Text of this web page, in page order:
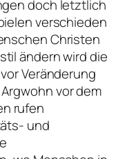
doch letztlich
verschieden
Christen
ändern wird die
Veränderung
vor dem
rufen
und